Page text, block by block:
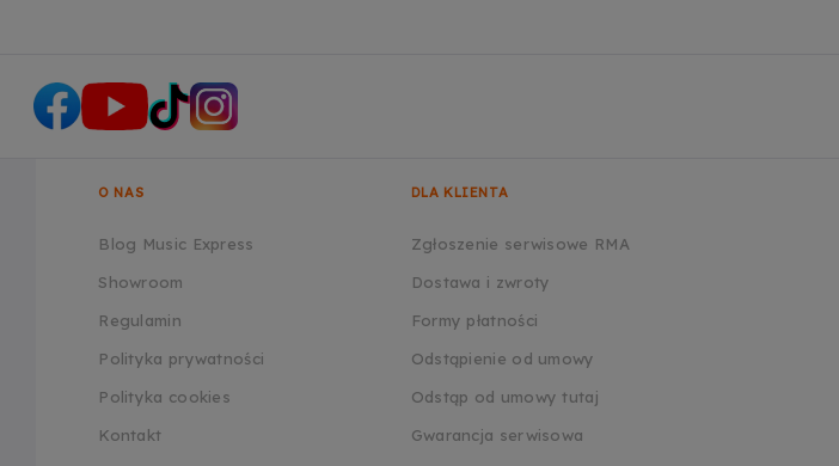
O NAS
Blog Music Express
Showroom
Regulamin
Polityka prywatności
Polityka cookies
Kontakt
DLA KLIENTA
Zgłoszenie serwisowe RMA
Dostawa i zwroty
Formy płatności
Odstąpienie od umowy
Odstąp od umowy tutaj
Gwarancja serwisowa